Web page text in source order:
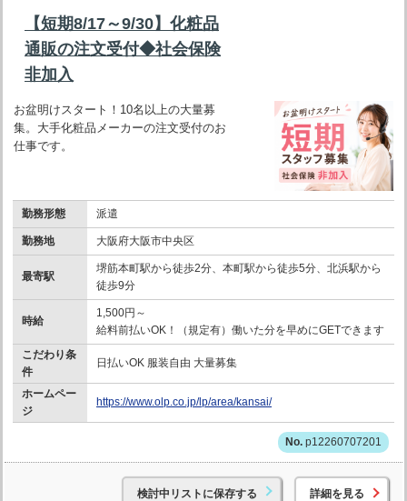
【短期8/17～9/30】化粧品
通販の注文受付◆社会保険
非加入
お盆明けスタート！10名以上の大量募
集。大手化粧品メーカーの注文受付のお
仕事です。
勤務形態 派遣
勤務地 大阪府大阪市中央区
最寄駅
堺筋本町駅から徒歩2分、本町駅から徒歩5分、北浜駅から
徒歩9分
時給
1,500円～
給料前払いOK！（規定有）働いた分を早めにGETできます
こだわり条
件
日払いOK 服装自由 大量募集
ホームペー
ジ
https://www.olp.co.jp/lp/area/kansai/
p12260707201
検討中リストに保存する 詳細を見る